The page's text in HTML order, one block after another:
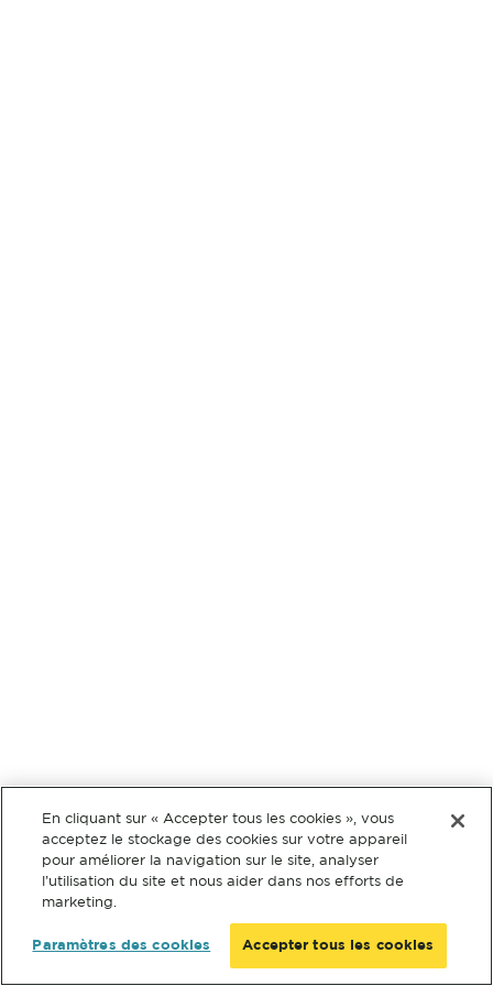
En cliquant sur « Accepter tous les cookies », vous
acceptez le stockage des cookies sur votre appareil
pour améliorer la navigation sur le site, analyser
l’utilisation du site et nous aider dans nos efforts de
marketing.
Paramètres des cookies Accepter tous les cookies